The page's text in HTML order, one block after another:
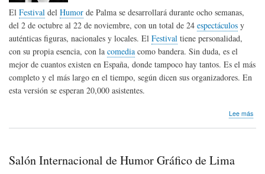
El Festival del Humor de Palma se desarrollará durante ocho semanas,
del 2 de octubre al 22 de noviembre, con un total de 24 espectáculos y
auténticas figuras, nacionales y locales. El Festival tiene personalidad,
con su propia esencia, con la comedia como bandera. Sin duda, es el
mejor de cuantos existen en España, donde tampoco hay tantos. Es el más
completo y el más largo en el tiempo, según dicen sus organizadores. En
esta versión se esperan 20,000 asistentes.
Lee más
Salón Internacional de Humor Gráfico de Lima